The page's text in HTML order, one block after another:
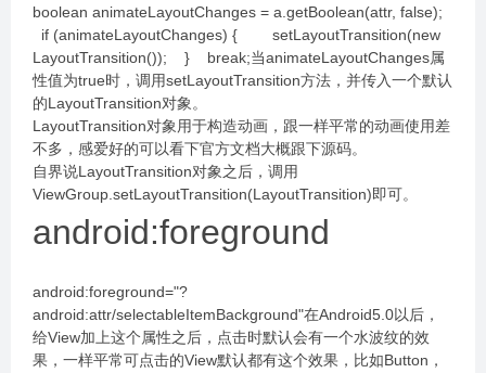
boolean animateLayoutChanges = a.getBoolean(attr, false);
if (animateLayoutChanges) { setLayoutTransition(new
LayoutTransition()); } break;当animateLayoutChanges属
性值为true时，调用setLayoutTransition方法，并传入一个默认
的LayoutTransition对象。
LayoutTransition对象用于构造动画，跟一样平常的动画使用差
不多，感爱好的可以看下官方文档大概跟下源码。
自界说LayoutTransition对象之后，调用
ViewGroup.setLayoutTransition(LayoutTransition)即可。
android:foreground
android:foreground="?
android:attr/selectableItemBackground"在Android5.0以后，
给View加上这个属性之后，点击时默认会有一个水波纹的效
果，一样平常可点击的View默认都有这个效果，比如Button，